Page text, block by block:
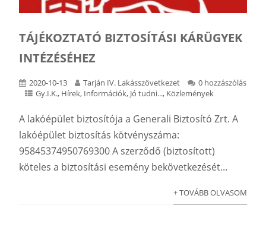
TÁJÉKOZTATÓ BIZTOSÍTÁSI KÁRÜGYEK
INTÉZÉSÉHEZ
2020-10-13 Tarján IV. Lakásszövetkezet
0 hozzászólás
Gy.I.K., Hírek, Információk, Jó tudni..., Közlemények
A lakóépület biztosítója a Generali Biztosító Zrt. A
lakóépület biztosítás kötvényszáma:
95845374950769300 A szerződő (biztosított)
köteles a biztosítási esemény bekövetkezését...
+ TOVÁBB OLVASOM